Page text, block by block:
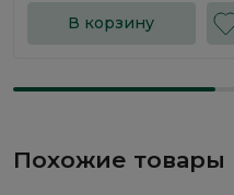
В корзину
Похожие товары